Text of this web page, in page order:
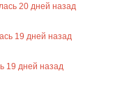
20 дней назад
19 дней назад
19 дней назад